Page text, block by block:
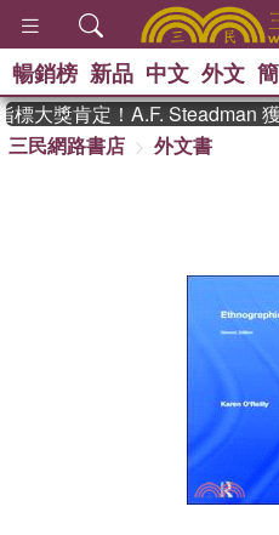
史
偉大
暢銷榜 新品 中文 外文
大獎肯定！A.F. Steadman
三民網路書店
外文書